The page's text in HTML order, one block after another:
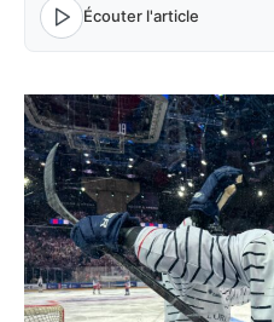
Écouter l'article